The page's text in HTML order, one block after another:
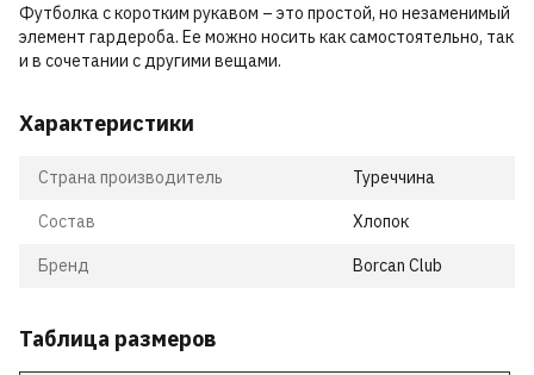
Футболка с коротким рукавом – это простой, но незаменимый
элемент гардероба. Ее можно носить как самостоятельно, так
и в сочетании с другими вещами.
Характеристики
Страна производитель Туреччина
Состав Хлопок
Бренд Borcan Club
Таблица размеров